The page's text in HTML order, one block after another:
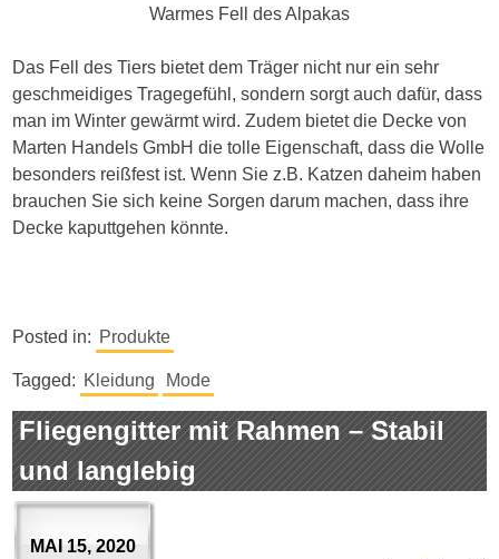
Warmes Fell des Alpakas
Das Fell des Tiers bietet dem Träger nicht nur ein sehr
geschmeidiges Tragegefühl, sondern sorgt auch dafür, dass
man im Winter gewärmt wird. Zudem bietet die Decke von
Marten Handels GmbH die tolle Eigenschaft, dass die Wolle
besonders reißfest ist. Wenn Sie z.B. Katzen daheim haben
brauchen Sie sich keine Sorgen darum machen, dass ihre
Decke kaputtgehen könnte.
Posted in: Produkte
Tagged: Kleidung Mode
Fliegengitter mit Rahmen – Stabil
und langlebig
MAI 15, 2020